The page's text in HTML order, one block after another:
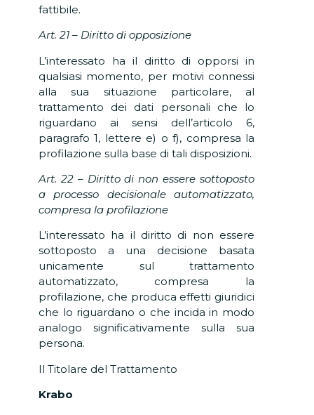
fattibile.
Art. 21 – Diritto di opposizione
L’interessato ha il diritto di opporsi in
qualsiasi momento, per motivi connessi
alla sua situazione particolare, al
trattamento dei dati personali che lo
riguardano ai sensi dell’articolo 6,
paragrafo 1, lettere e) o f), compresa la
profilazione sulla base di tali disposizioni.
Art. 22 – Diritto di non essere sottoposto
a processo decisionale automatizzato,
compresa la profilazione
L’interessato ha il diritto di non essere
sottoposto a una decisione basata
unicamente sul trattamento
automatizzato, compresa la
profilazione, che produca effetti giuridici
che lo riguardano o che incida in modo
analogo significativamente sulla sua
persona.
Il Titolare del Trattamento
Krabo